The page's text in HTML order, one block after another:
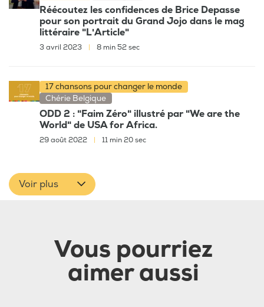
Réécoutez les confidences de Brice Depasse
pour son portrait du Grand Jojo dans le mag
littéraire "L'Article"
3 avril 2023 8 min 52 sec
17 chansons pour changer le monde
Chérie Belgique
ODD 2 : "Faim Zéro" illustré par "We are the
World" de USA for Africa.
29 août 2022 11 min 20 sec
Voir plus
Vous pourriez
aimer aussi